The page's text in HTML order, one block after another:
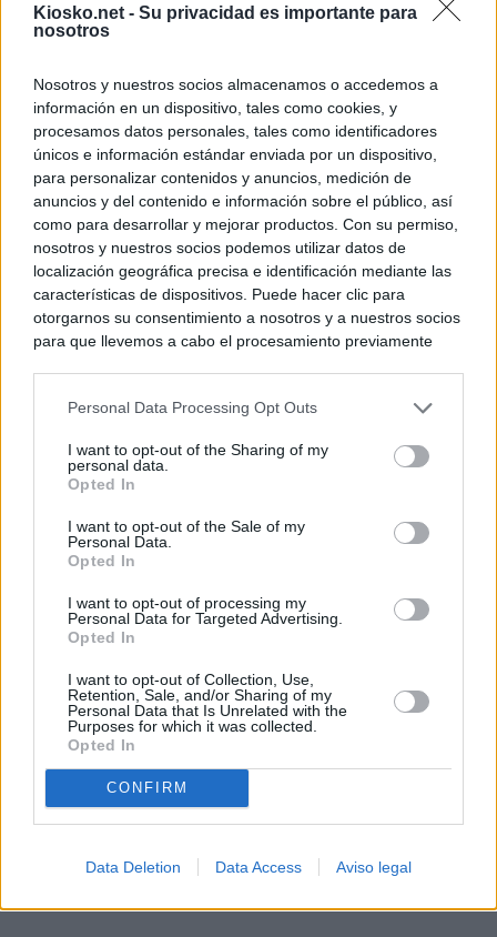
Kiosko.net - Su privacidad es importante para
nosotros
Nosotros y nuestros socios almacenamos o accedemos a
información en un dispositivo, tales como cookies, y
procesamos datos personales, tales como identificadores
únicos e información estándar enviada por un dispositivo,
para personalizar contenidos y anuncios, medición de
anuncios y del contenido e información sobre el público, así
como para desarrollar y mejorar productos. Con su permiso,
nosotros y nuestros socios podemos utilizar datos de
localización geográfica precisa e identificación mediante las
características de dispositivos. Puede hacer clic para
otorgarnos su consentimiento a nosotros y a nuestros socios
para que llevemos a cabo el procesamiento previamente
negar su consentimiento. Tenga en cuenta que algún
de su consentimiento, pero usted tiene el derecho de
rechazar tal procesamiento. Sus preferencias se aplicarán
cualquier momento entrando de nuevo en este sitio web o
visitando nuestra política de privacidad.
Personal Data Processing Opt Outs
I want to opt-out of the Sharing of my
personal data.
Opted In
I want to opt-out of the Sale of my
Personal Data.
Opted In
I want to opt-out of processing my
Personal Data for Targeted Advertising.
Opted In
I want to opt-out of Collection, Use,
Retention, Sale, and/or Sharing of my
Personal Data that Is Unrelated with the
Purposes for which it was collected.
Opted In
CONFIRM
Data Deletion Data Access Aviso legal